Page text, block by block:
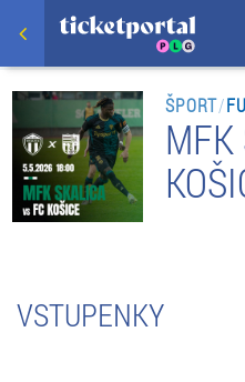
ŠPORT/
MFK
VSTUPENKY